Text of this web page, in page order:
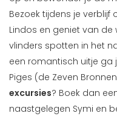
Bezoek tijdens je verblijf
Lindos en geniet van de
vlinders spotten in het
een romantisch uitje ga
Piges (de Zeven
excursies? Boek dan
naastgelegen Symi en